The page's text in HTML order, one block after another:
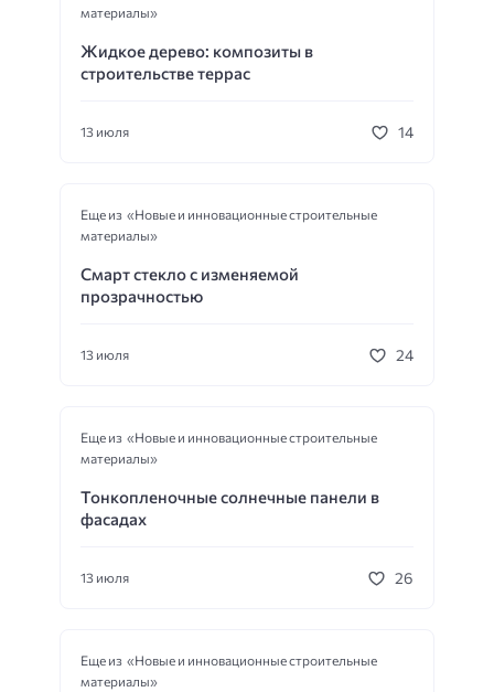
материалы»
Жидкое дерево: композиты в
строительстве террас
13 июля 14
Еще из «Новые и инновационные строительные
материалы»
Смарт стекло с изменяемой
прозрачностью
13 июля 24
Еще из «Новые и инновационные строительные
материалы»
Тонкопленочные солнечные панели в
фасадах
13 июля 26
Еще из «Новые и инновационные строительные
материалы»